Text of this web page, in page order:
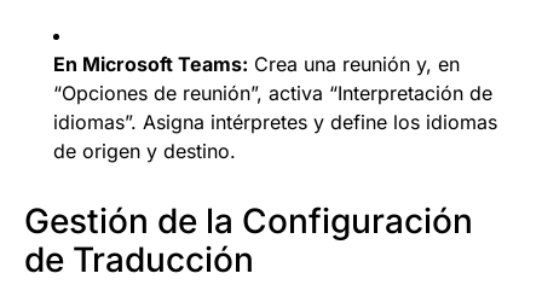
En Microsoft Teams: Crea una reunión y, en
“Opciones de reunión”, activa “Interpretación de
idiomas”. Asigna intérpretes y define los idiomas
de origen y destino.
Gestión de la Configuración
de Traducción